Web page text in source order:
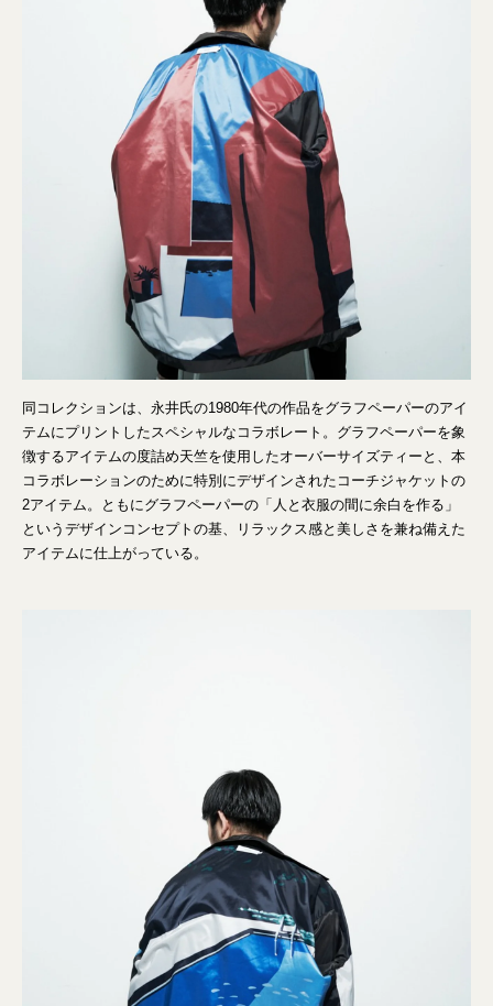
同コレクションは、永井氏の1980年代の作品をグラフペーパーのアイ
テムにプリントしたスペシャルなコラボレート。グラフペーパーを象
徴するアイテムの度詰め天竺を使用したオーバーサイズティーと、本
コラボレーションのために特別にデザインされたコーチジャケットの
2アイテム。ともにグラフペーパーの「人と衣服の間に余白を作る」
というデザインコンセプトの基、リラックス感と美しさを兼ね備えた
アイテムに仕上がっている。